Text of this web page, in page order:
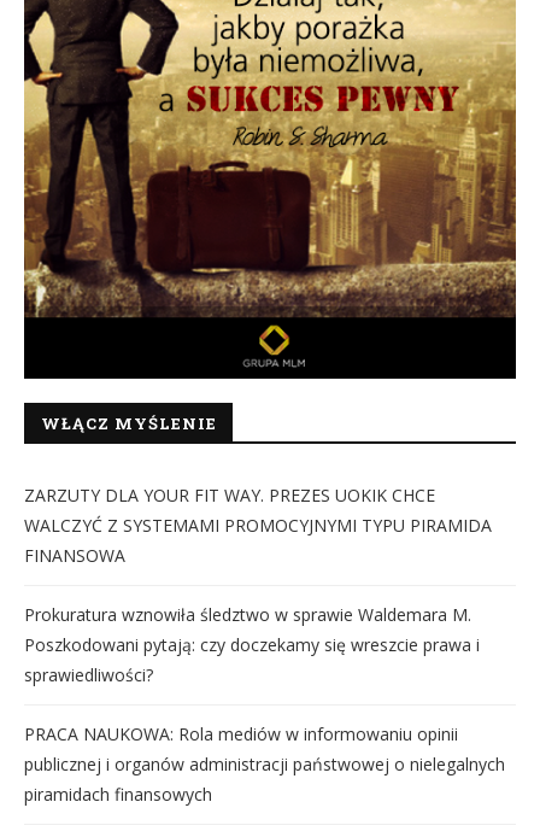
WŁĄCZ MYŚLENIE
ZARZUTY DLA YOUR FIT WAY. PREZES UOKIK CHCE
WALCZYĆ Z SYSTEMAMI PROMOCYJNYMI TYPU PIRAMIDA
FINANSOWA
Prokuratura wznowiła śledztwo w sprawie Waldemara M.
Poszkodowani pytają: czy doczekamy się wreszcie prawa i
sprawiedliwości?
PRACA NAUKOWA: Rola mediów w informowaniu opinii
publicznej i organów administracji państwowej o nielegalnych
piramidach finansowych